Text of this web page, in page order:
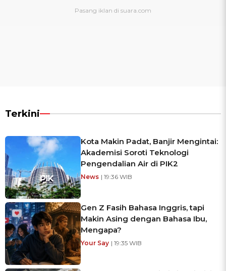
Terkini
Kota Makin Padat, Banjir Mengintai:
Akademisi Soroti Teknologi
Pengendalian Air di PIK2
News | 19:36 WIB
Gen Z Fasih Bahasa Inggris, tapi
Makin Asing dengan Bahasa Ibu,
Mengapa?
Your Say | 19:35 WIB